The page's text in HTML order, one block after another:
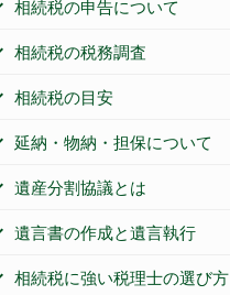
相続税の申告について
相続税の税務調査
相続税の目安
延納・物納・担保について
遺産分割協議とは
遺言書の作成と遺言執行
相続税に強い税理士の選び方